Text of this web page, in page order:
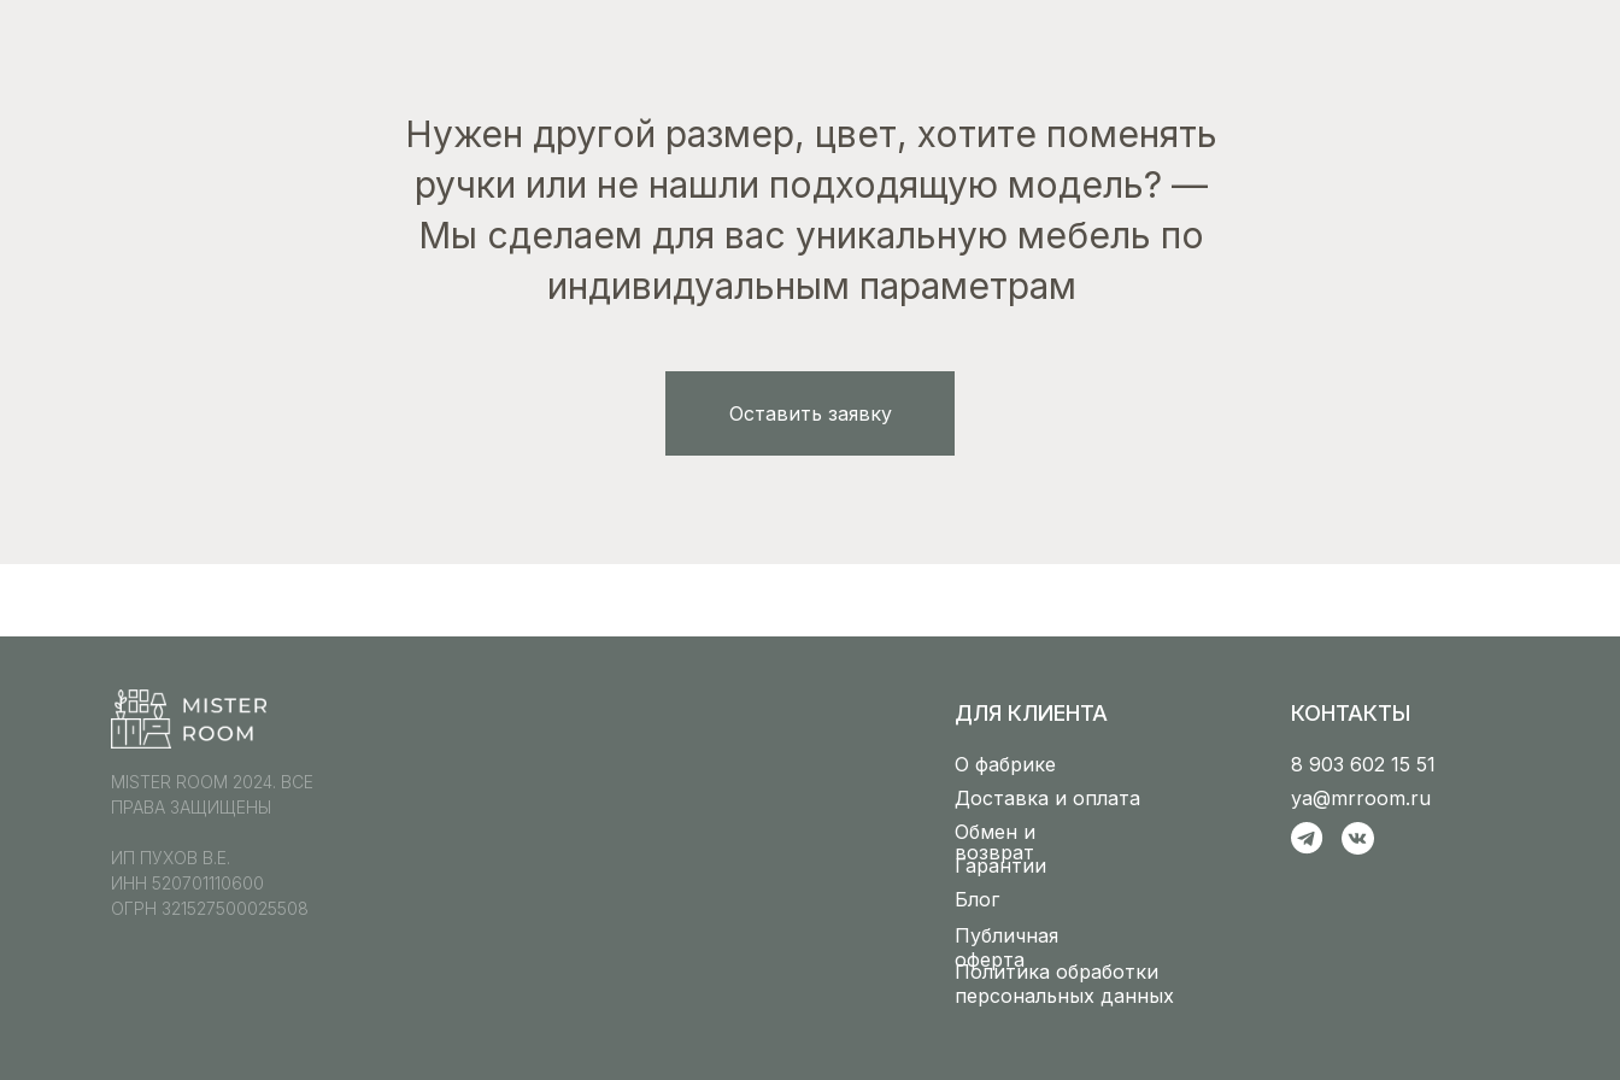
Нужен другой размер, цвет, хотите поменять
ручки или не нашли подходящую модель? —
Мы сделаем для вас уникальную мебель по
индивидуальным параметрам
Оставить заявку
Блог
Гарантии
ИП ПУХОВ В.Е.
ИНН 520701110600
ОГРН 321527500025508
MISTER ROOM 2024. ВСЕ
ПРАВА ЗАЩИЩЕНЫ
Обмен и
возврат
Доставка и оплата
О фабрике
ДЛЯ КЛИЕНТА
Публичная
оферта
Политика обработки
персональных данных
КОНТАКТЫ
8 903 602 15 51
ya@mrroom.ru